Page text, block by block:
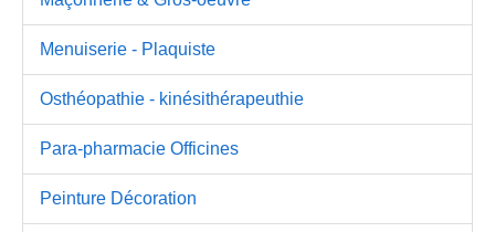
Menuiserie - Plaquiste
Osthéopathie - kinésithérapeuthie
Para-pharmacie Officines
Peinture Décoration